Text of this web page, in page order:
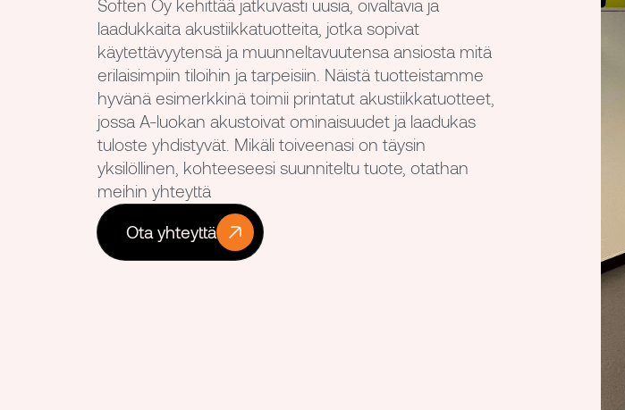
Soften Oy kehittää jatkuvasti uusia, oivaltavia ja
laadukkaita akustiikkatuotteita, jotka sopivat
käytettävyytensä ja muunneltavuutensa ansiosta mitä
erilaisimpiin tiloihin ja tarpeisiin. Näistä tuotteistamme
hyvänä esimerkkinä toimii printatut akustiikkatuotteet,
jossa A-luokan akustoivat ominaisuudet ja laadukas
tuloste yhdistyvät. Mikäli toiveenasi on täysin
yksilöllinen, kohteeseesi suunniteltu tuote, otathan
meihin yhteyttä
Ota yhteyttä